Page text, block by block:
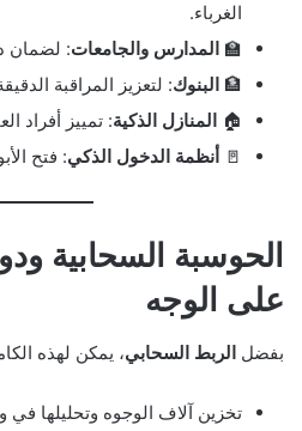
الغرباء.
🏫 المدارس والجامعات: لضمان
🏦 البنوك: لتعزيز المراقبة
🏠
المنازل الذكية: تمييز أفراد
🚪 أنظمة الدخول الذكي: فتح
الحوسبة السحابية
على الوجه
بفضل الربط السحابي، يمكن لهذه
تخزين آلاف الوجوه وتحليلها